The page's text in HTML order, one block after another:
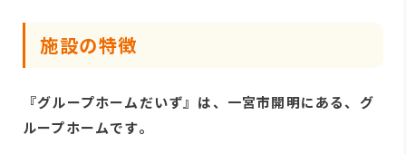
施設の特徴
『グループホームだいず』は、一宮市開明にある、グ
ループホームです。